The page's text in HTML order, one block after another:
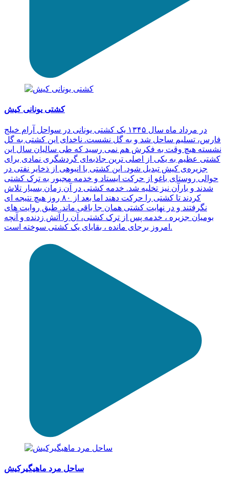
کشتی یونانی کیش
در مرداد ماه سال ۱۳۴۵ یک کشتی یونانی در سواحل آرام خیلج
فارس، تسلیم ساحل شد و به گل نشست. ناخدای این کشتی به گل
نشسته هیچ وقت به فکرش هم نمی رسید که طی سالیان سال این
کشتی عظیم به یکی از اصلی ترین جاذبه‌ای گردشگری نمادی برای
جزیره‌ی کیش تبدیل شود. این کشتی با انبوهی از ذخایر نفتی در
حوالی روستای باغو از حرکت ایستاد و خدمه مجبور به ترک کشتی
شدند و بارآن نیز تخلیه شد. خدمه کشتی در آن زمان بسیار تلاش
کردند تا کشتی را حرکت دهند اما بعد از ۸۰ روز هیچ نتیجه ای
نگرفتند و در نهایت کشتی همان جا باقی ماند. طبق روایت های
بومیان جزیره ، خدمه پس از ترک کشتی، آن را آتش زدنده و آنچه
امروز برجای مانده ، بقایای یک کشتی سوخته است.
ساحل مرد ماهیگیرکیش